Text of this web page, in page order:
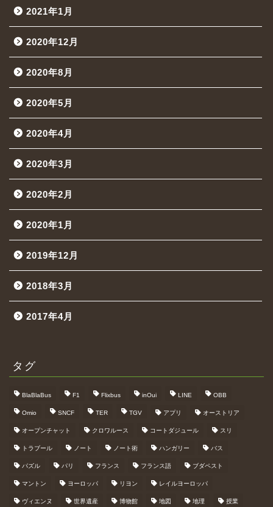
2021年1月
2020年12月
2020年8月
2020年5月
2020年4月
2020年3月
2020年2月
2020年1月
2019年12月
2018年3月
2017年4月
タグ
BlaBlaBus F1 Flixbus inOui LINE OBB
Omio SNCF TER TGV アプリ オーストリア
オープンチャット クロワルース コートダジュール スリ
トラブール ノート ノート術 ハンガリー バス
パズル パリ フランス フランス語 ブダペスト
マントン ヨーロッパ リヨン レイルヨーロッパ
ヴィエンヌ 世界遺産 博物館 地図 地理 授業